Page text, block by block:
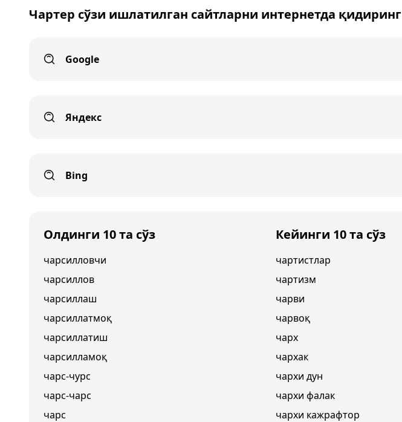
Чартер сўзи ишлатилган сайтларни интернетда қидиринг
Google
Яндекс
Bing
Олдинги 10 та сўз
чарсилловчи
чарсиллов
чарсиллаш
чарсиллатмоқ
чарсиллатиш
чарсилламоқ
чарс-чурс
чарс-чарс
чарс
Кейинги 10 та сўз
чартистлар
чартизм
чарви
чарвоқ
чарх
чархак
чархи дун
чархи фалак
чархи кажрафтор